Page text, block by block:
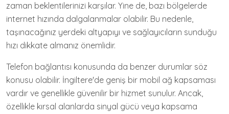
zaman beklentilerinizi karşılar. Yine de, bazı bölgelerde
internet hızında dalgalanmalar olabilir. Bu nedenle,
taşınacağınız yerdeki altyapıyı ve sağlayıcıların sunduğu
hızı dikkate almanız önemlidir.
Telefon bağlantısı konusunda da benzer durumlar söz
konusu olabilir. İngiltere'de geniş bir mobil ağ kapsaması
vardır ve genellikle güvenilir bir hizmet sunulur. Ancak,
özellikle kırsal alanlarda sinyal gücü veya kapsama